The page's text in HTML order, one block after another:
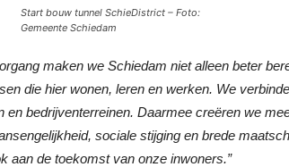
Start bouw tunnel SchieDistrict – Foto:
Gemeente Schiedam
maken we Schiedam niet alleen beter
die hier wonen, leren en werken. We
bedrijventerreinen. Daarmee creëren we
sociale stijging en brede
aan de toekomst van onze inwoners.”